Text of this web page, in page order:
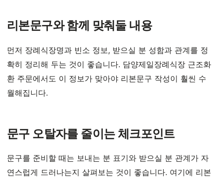
리본문구와 함께 맞춰둘 내용
먼저 장례식장명과 빈소 정보, 받으실 분 성함과 관계를 정
확히 정리해 두는 것이 좋습니다. 담양제일장례식장 근조화
환 주문에서도 이 정보가 맞아야 리본문구 작성이 훨씬 수
월해집니다.
문구 오탈자를 줄이는 체크포인트
문구를 준비할 때는 보내는 분 표기와 받으실 분 관계가 자
연스럽게 드러나는지 살펴보는 것이 좋습니다. 여기에 리본